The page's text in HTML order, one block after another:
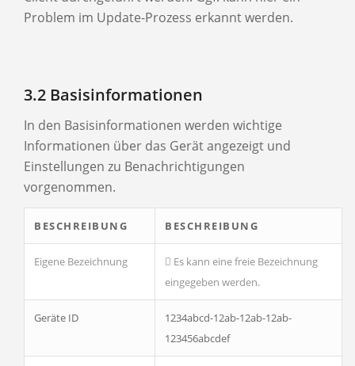
Problem im Update-Prozess erkannt werden.
3.2 Basisinformationen
In den Basisinformationen werden wichtige
Informationen über das Gerät angezeigt und
Einstellungen zu Benachrichtigungen
vorgenommen.
BESCHREIBUNG BESCHREIBUNG
Eigene Bezeichnung
Es kann eine freie Bezeichnung
eingegeben werden.
Geräte ID
1234abcd-12ab-12ab-12ab-
123456abcdef